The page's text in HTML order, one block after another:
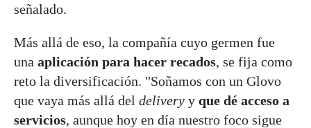
señalado.
Más allá de eso, la compañía cuyo germen fue
una aplicación para hacer recados, se fija como
reto la diversificación. "Soñamos con un Glovo
que vaya más allá del delivery y que dé acceso a
servicios, aunque hoy en día nuestro foco sigue